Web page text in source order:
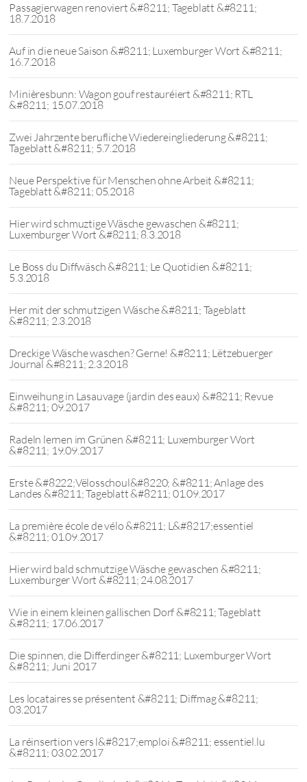
Passagierwagen renoviert &#8211; Tageblatt &#8211;
18.7.2018
Auf in die neue Saison &#8211; Luxemburger Wort &#8211;
16.7.2018
Minièresbunn: Wagon gouf restauréiert &#8211; RTL
&#8211; 15.07.2018
Zwei Jahrzente berufliche Wiedereingliederung &#8211;
Tageblatt &#8211; 5.7.2018
Neue Perspektive für Menschen ohne Arbeit &#8211;
Tageblatt &#8211; 05.2018
Hier wird schmuztige Wäsche gewaschen &#8211;
Luxemburger Wort &#8211; 8.3.2018
Le Boss du Diffwäsch &#8211; Le Quotidien &#8211;
5.3.2018
Her mit der schmutzigen Wäsche &#8211; Tageblatt
&#8211; 2.3.2018
Dreckige Wäsche waschen? Gerne! &#8211; Lëtzebuerger
Journal &#8211; 2.3.2018
Einweihung in Lasauvage (jardin des eaux) &#8211; Revue
&#8211; 09.2017
Radeln lernen im Grünen &#8211; Luxemburger Wort
&#8211; 19.09.2017
Erste &#8222;Vëlosschoul&#8220; &#8211; Anlage des
Landes &#8211; Tageblatt &#8211; 01.09.2017
La première école de vélo &#8211; L&#8217;essentiel
&#8211; 01.09.2017
Hier wird bald schmutzige Wäsche gewaschen &#8211;
Luxemburger Wort &#8211; 24.08.2017
Wie in einem kleinen gallischen Dorf &#8211; Tageblatt
&#8211; 17.06.2017
Die spinnen, die Differdinger &#8211; Luxemburger Wort
&#8211; Juni 2017
Les locataires se présentent &#8211; Diffmag &#8211;
03.2017
La réinsertion vers l&#8217;emploi &#8211; essentiel.lu
&#8211; 03.02.2017